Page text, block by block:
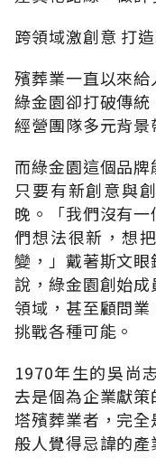
跨領域激創意 打
殯葬業一直以來給
綠金園卻打破傳
經營團隊多元背景
而綠金園這個品
只要有新創意與
晚。「我們沒有
們想法很新，想
變，」戴著斯文
說，綠金園創始
領域，甚至顧問
挑戰各種可能。
1970年生的吳尚
去是個為企業獻
塔殯葬業者，完
般人覺得忌諱的